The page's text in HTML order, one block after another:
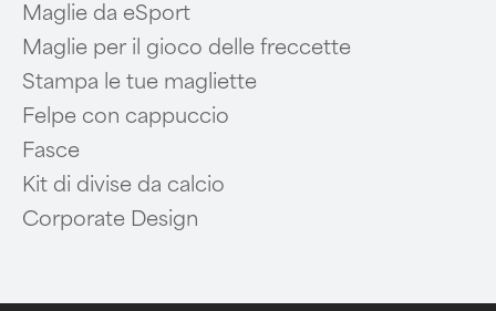
Maglie da eSport
Maglie per il gioco delle freccette
Stampa le tue magliette
Felpe con cappuccio
Fasce
Kit di divise da calcio
Corporate Design